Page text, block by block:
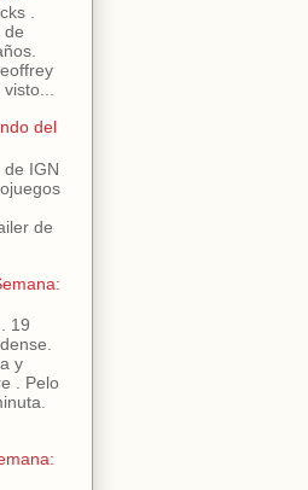
.
de
del
de IGN
de
19
y
. Pelo